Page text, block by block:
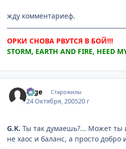
жду комментариеф.
ОРКИ СНОВА РВУТСЯ В БОЙ!!!
STORM, EARTH AND FIRE, HEED
sage Старожилы
24 Октября, 200520 г
G.K. Ты так думаешь?... Может ты
не хаос и баланс, а просто добро